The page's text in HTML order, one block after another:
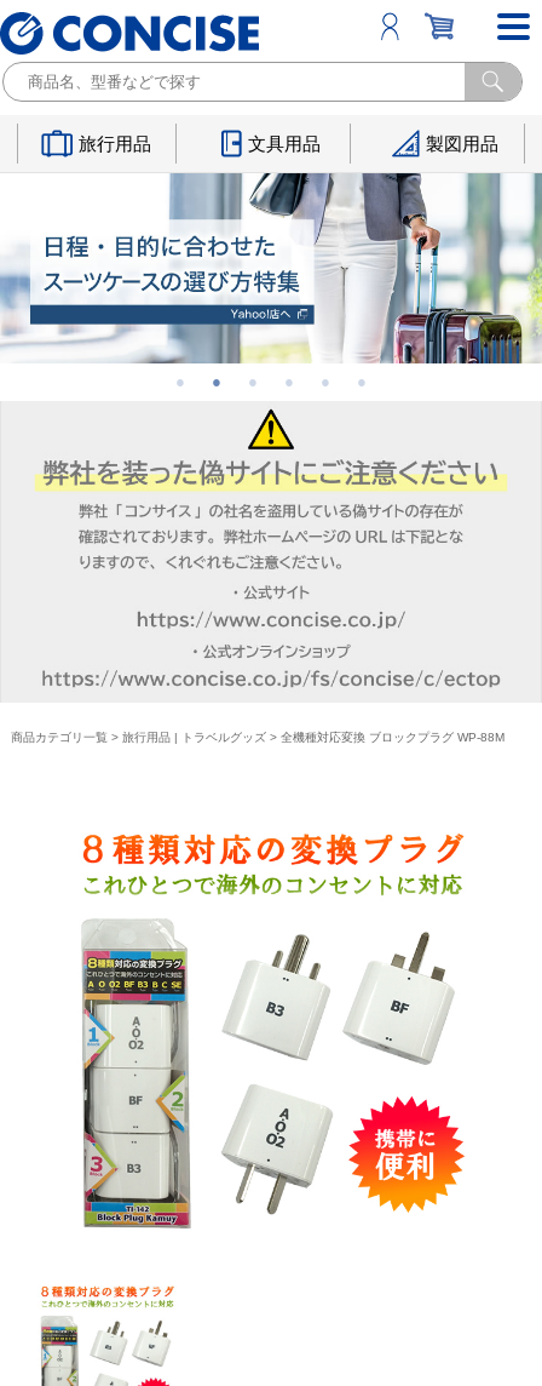
旅行用品 文具用品 製図用品
商品カテゴリ一覧 > 旅行用品 | トラベルグッズ> 全機種対応変換 ブロックプラグ WP-88M